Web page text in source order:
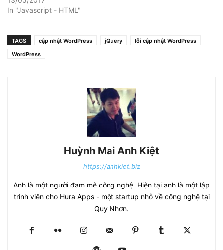
In "Javascript - HTML"
TAGS cập nhật WordPress jQuery
lỗi cập nhật WordPress
WordPress
Huỳnh Mai Anh Kiệt
https://anhkiet.biz
Anh là một người đam mê công nghệ. Hiện tại anh là một lập
trình viên cho Hura Apps - một startup nhỏ về công nghệ tại
Quy Nhơn.